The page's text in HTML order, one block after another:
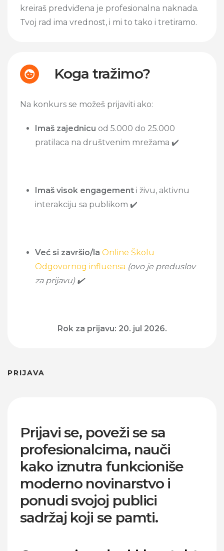
kreiraš predviđena je profesionalna naknada.
Tvoj rad ima vrednost, i mi to tako i tretiramo.
Koga tražimo?
Na konkurs se možeš prijaviti ako:
Imaš zajednicu od 5.000 do 25.000
pratilaca na društvenim mrežama ✔️
Imaš visok engagement i živu, aktivnu
interakciju sa publikom ✔️
Već si završio/la Online Školu
Odgovornog influensa (ovo je preduslov
za prijavu) ✔️
Rok za prijavu: 20. jul 2026.
PRIJAVA
Prijavi se, poveži se sa
profesionalcima, nauči
kako iznutra funkcioniše
moderno novinarstvo i
ponudi svojoj publici
sadržaj koji se pamti.